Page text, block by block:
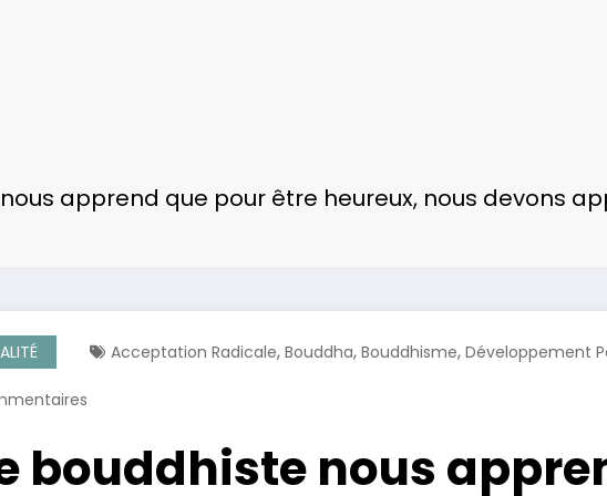
apprend que pour être heureux, nous devons
Acceptation Radicale, Bouddha, Bouddhisme, Développement
bouddhiste nous